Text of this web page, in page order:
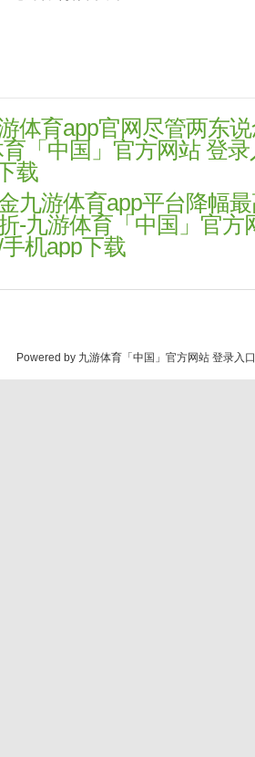
体育app官网尽管两东
「中国」官方网站 登
载
九游体育app平台降幅
-九游体育「中国」官方
机app下载
Powered by 九游体育「中国」官方网站 登录入